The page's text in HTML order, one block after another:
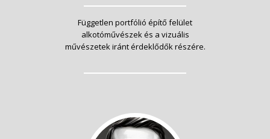
Független portfólió építő felület
alkotóművészek és a vizuális
művészetek iránt érdeklődők részére.